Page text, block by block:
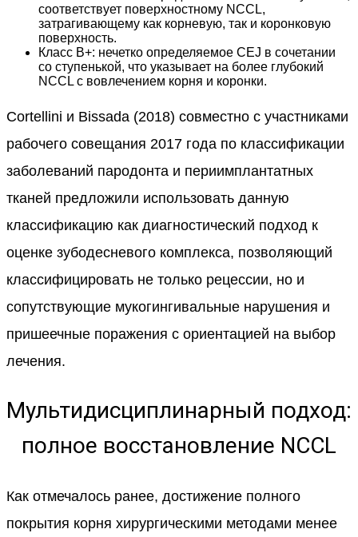
соответствует поверхностному NCCL,
затрагивающему как корневую, так и коронковую
поверхность.
Класс B+: нечетко определяемое CEJ в сочетании
со ступенькой, что указывает на более глубокий
NCCL с вовлечением корня и коронки.
Cortellini и Bissada (2018) совместно с участниками
рабочего совещания 2017 года по классификации
заболеваний пародонта и периимплантатных
тканей предложили использовать данную
классификацию как диагностический подход к
оценке зубодесневого комплекса, позволяющий
классифицировать не только рецессии, но и
сопутствующие мукогингивальные нарушения и
пришеечные поражения с ориентацией на выбор
лечения.
Мультидисциплинарный подход:
полное восстановление NCCL
Как отмечалось ранее, достижение полного
покрытия корня хирургическими методами менее